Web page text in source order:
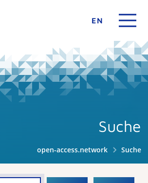
EN
Suche
open-access.network Suche